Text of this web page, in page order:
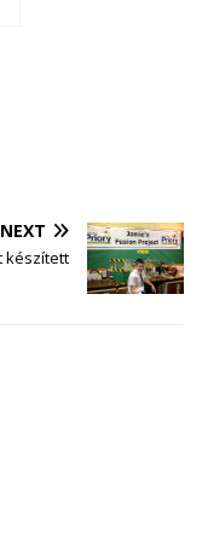
NEXT
készített